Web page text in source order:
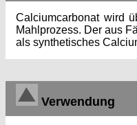
Calciumcarbonat wird
Mahlprozess. Der aus
als synthetisches
Verwendung